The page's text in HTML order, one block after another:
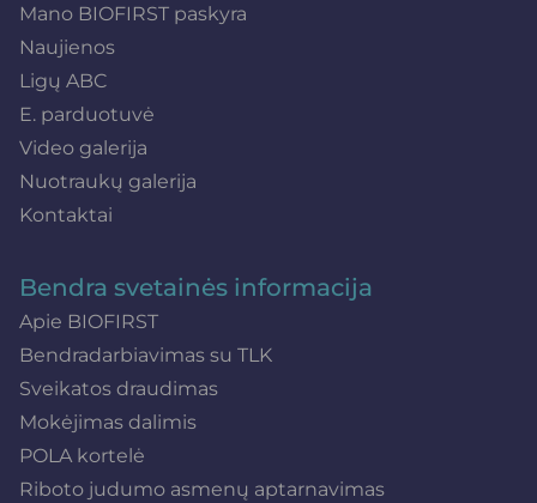
Mano BIOFIRST paskyra
Naujienos
Ligų ABC
E. parduotuvė
Video galerija
Nuotraukų galerija
Kontaktai
Bendra svetainės informacija
Apie BIOFIRST
Bendradarbiavimas su TLK
Sveikatos draudimas
Mokėjimas dalimis
POLA kortelė
Riboto judumo asmenų aptarnavimas